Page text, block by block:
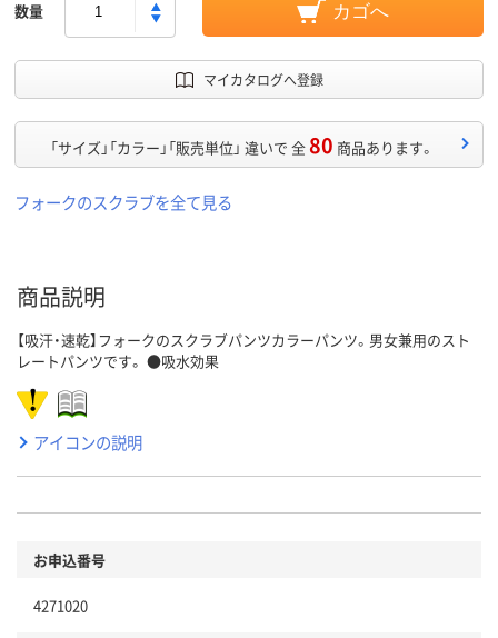
数量 カゴへ
マイカタログへ登録
「サイズ」「カラー」「販売単位」 違いで 全80 商品あります。
フォークのスクラブを全て見る
商品説明
【吸汗・速乾】フォークのスクラブパンツカラーパンツ。男女兼用のスト
レートパンツです。 ●吸水効果
アイコンの説明
お申込番号
4271020